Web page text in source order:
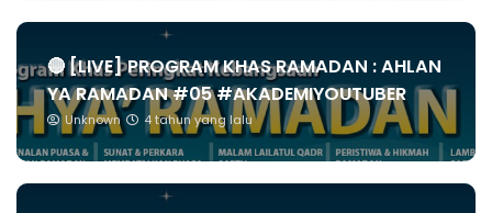
🔴 [LIVE] PROGRAM KHAS RAMADAN : AHLAN
YA RAMADAN #05 #AKADEMIYOUTUBER
Unknown 4 tahun yang lalu